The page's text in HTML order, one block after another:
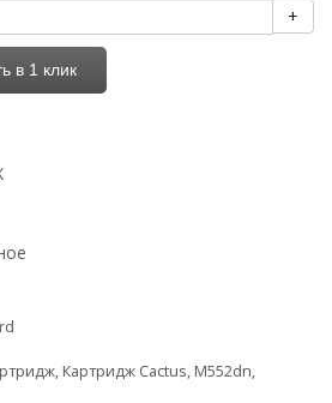
+
в 1 клик
, Картридж Cactus, M552dn,